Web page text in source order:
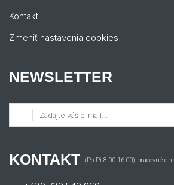
Kontakt
Zmeniť nastavenia cookies
NEWSLETTER
KONTAKT (Po-Pi 8:00-16:00) pracovné dni